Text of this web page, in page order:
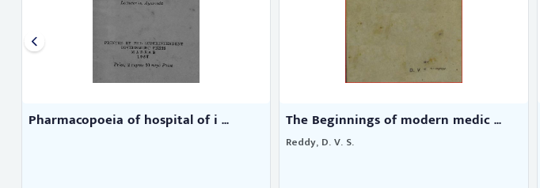
Pharmacopoeia of hospital of i ... The Beginnings of modern medic ...
Reddy, D. V. S.